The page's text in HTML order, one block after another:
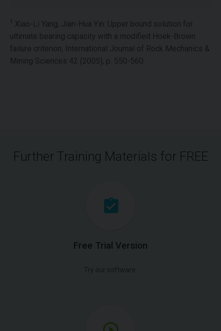
1 Xiao-Li Yang, Jian-Hua Yin: Upper bound solution for
ultimate bearing capacity with a modified Hoek-Brown
failure criterion, International Journal of Rock Mechanics &
Mining Sciences 42 (2005), p. 550-560.
Further Training Materials for FREE
Free Trial Version
Try our software.